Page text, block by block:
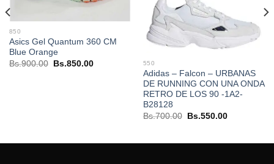
850
Asics Gel Quantum 360 CM
Blue Orange
Bs.900.00
El
Bs.850.00El
550
Adidas – Falcon – URBANAS
DE RUNNING CON UNA ONDA
RETRO DE LOS 90 -1A2-
B28128
Bs.700.00
El
Bs.550.00El